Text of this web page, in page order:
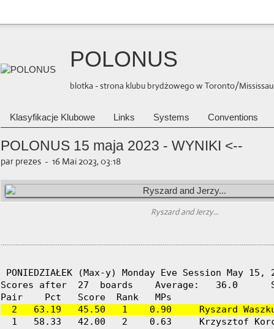
POLONUS
blotka - strona klubu brydżowego w Toronto/
Klasyfikacje Klubowe Links Systems Conventions
POLONUS 15 maja 2023 - WYNIKI <--
par prezes - 16 Mai 2023, 03:18
Ryszard and Jerzy...
PONIEDZIAŁEK (Max-y) Monday Eve Session May 15,
Scores after  27  boards    Average:   36.0
2   63.19   45.50   1    0.90     Ryszard